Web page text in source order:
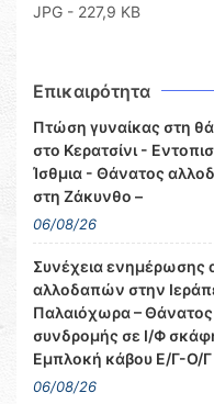
JPG - 227,9 KB
Επικαιρότητα
Πτώση γυναίκας στη
στο Κερατσίνι -
Ίσθμια - Θάνατος
στη Ζάκυνθο –
06/08/26
Συνέχεια ενημέρωσης
αλλοδαπών στην
Παλαιόχωρα –
συνδρομής σε Ι/Φ
Εμπλοκή κάβου Ε/Γ-Ο/Γ
06/08/26